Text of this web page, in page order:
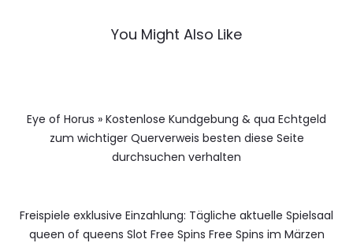
You Might Also Like
Eye of Horus » Kostenlose Kundgebung & qua Echtgeld
zum wichtiger Querverweis besten diese Seite
durchsuchen verhalten
Freispiele exklusive Einzahlung: Tägliche aktuelle Spielsaal
queen of queens Slot Free Spins Free Spins im Märzen